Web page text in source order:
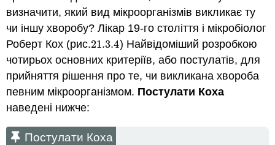
визначити, який вид мікроорганізмів викликає ту
чи іншу хворобу? Лікар 19-го століття і мікробіолог
Роберт Кох (рис.21.3.4
21.3.4) Найвідоміший розробкою
чотирьох основних критеріїв, або постулатів, для
прийняття рішення про те, чи викликана хвороба
певним мікроорганізмом. Постулати Коха
наведені нижче:
Постулати Коха